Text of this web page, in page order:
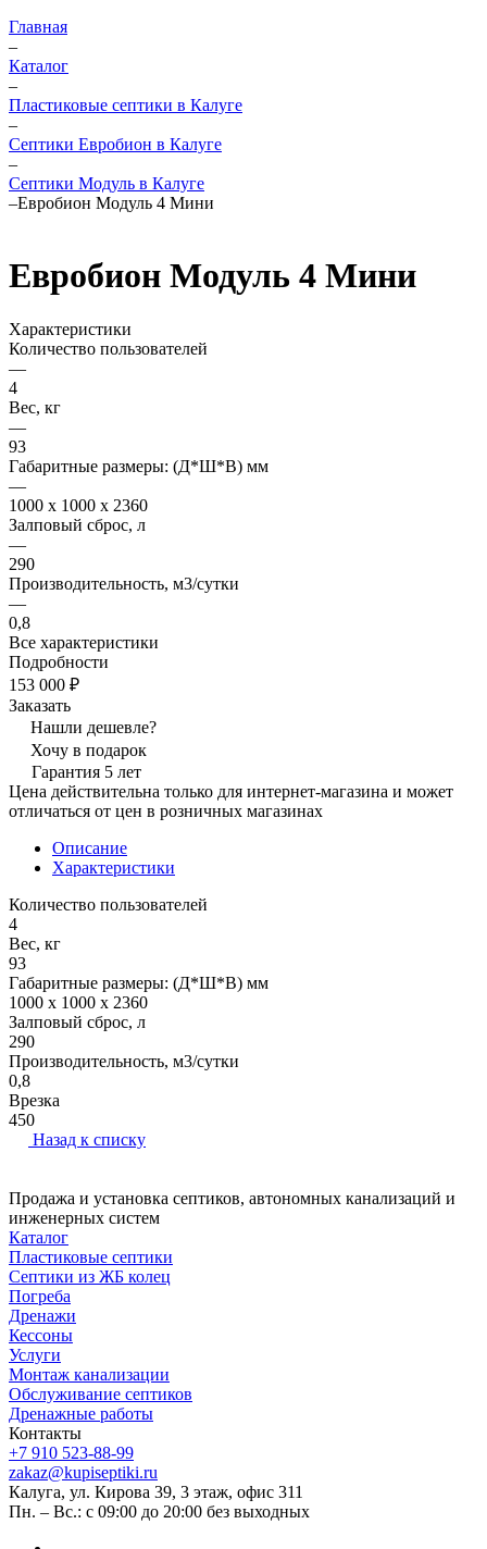
Главная
–
Каталог
–
Пластиковые септики в Калуге
–
Септики Евробион в Калуге
–
Септики Модуль в Калуге
–Евробион Модуль 4 Мини
Евробион Модуль 4 Мини
Характеристики
Количество пользователей
—
4
Вес, кг
—
93
Габаритные размеры: (Д*Ш*В) мм
—
1000 x 1000 x 2360
Залповый сброс, л
—
290
Производительность, м3/сутки
—
0,8
Все характеристики
Подробности
153 000 ₽
Заказать
Нашли дешевле?
Хочу в подарок
Гарантия 5 лет
Цена действительна только для интернет-магазина и может
отличаться от цен в розничных магазинах
Описание
Характеристики
Количество пользователей
4
Вес, кг
93
Габаритные размеры: (Д*Ш*В) мм
1000 x 1000 x 2360
Залповый сброс, л
290
Производительность, м3/сутки
0,8
Врезка
450
Назад к списку
Продажа и установка септиков, автономных канализаций и
инженерных систем
Каталог
Пластиковые септики
Септики из ЖБ колец
Погреба
Дренажи
Кессоны
Услуги
Монтаж канализации
Обслуживание септиков
Дренажные работы
Контакты
+7 910 523-88-99
zakaz@kupiseptiki.ru
Калуга, ул. Кирова 39, 3 этаж, офис 311
Пн. – Вс.: с 09:00 до 20:00 без выходных